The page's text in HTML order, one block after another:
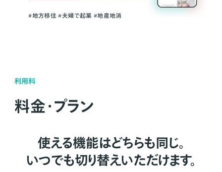
#地方移住 #夫婦で起業 #地産地消
利用料
料金・プラン
使える機能はどちらも同じ。
いつでも切り替えいただけます。